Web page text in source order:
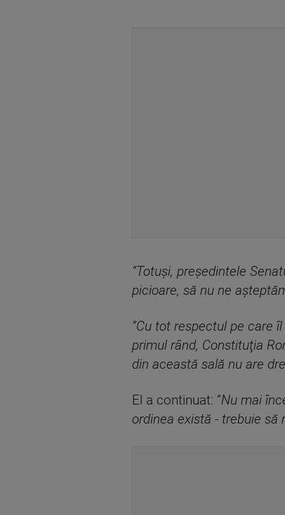
”Totuşi, preşedintele
picioare, să nu ne
”Cu tot respectul pe care
primul rând, Constituţia
din această sală nu are
El a continuat: ”Nu mai
ordinea există - trebuie să